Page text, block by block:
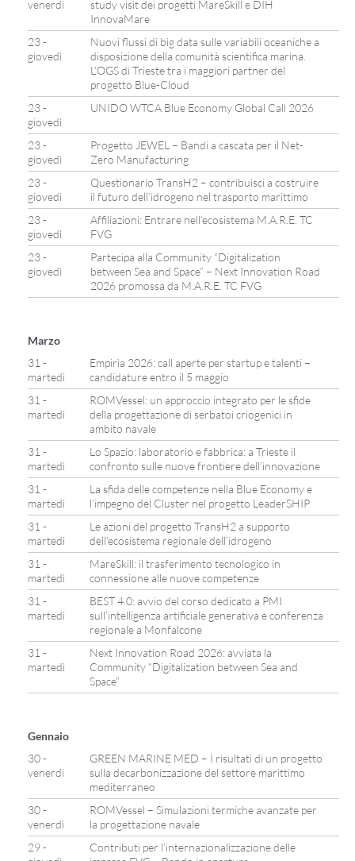
venerdì
study visit dei progetti MareSkill e DIH
InnovaMare
23 -
giovedì
Nuovi flussi di big data sulle variabili oceaniche a
disposizione della comunità scientifica marina.
L’OGS di Trieste tra i maggiori partner del
progetto Blue-Cloud
23 -
giovedì
UNIDO WTCA Blue Economy Global Call 2026
23 -
giovedì
Progetto JEWEL – Bandi a cascata per il Net-
Zero Manufacturing
23 -
giovedì
Questionario TransH2 – contribuisci a costruire
il futuro dell’idrogeno nel trasporto marittimo
23 -
giovedì
Affiliazioni: Entrare nell’ecosistema M.A.R.E. TC
FVG
23 -
giovedì
Partecipa alla Community “Digitalization
between Sea and Space” – Next Innovation Road
2026 promossa da M.A.R.E. TC FVG
Marzo
31 -
martedì
Empirìa 2026: call aperte per startup e talenti –
candidature entro il 5 maggio
31 -
martedì
ROMVessel: un approccio integrato per le sfide
della progettazione di serbatoi criogenici in
ambito navale
31 -
martedì
Lo Spazio: laboratorio e fabbrica: a Trieste il
confronto sulle nuove frontiere dell’innovazione
31 -
martedì
La sfida delle competenze nella Blue Economy e
l’impegno del Cluster nel progetto LeaderSHIP
31 -
martedì
Le azioni del progetto TransH2 a supporto
dell’ecosistema regionale dell’idrogeno
31 -
martedì
MareSkill: il trasferimento tecnologico in
connessione alle nuove competenze
31 -
martedì
BEST 4.0: avvio del corso dedicato a PMI
sull’intelligenza artificiale generativa e conferenza
regionale a Monfalcone
31 -
martedì
Next Innovation Road 2026: avviata la
Community “Digitalization between Sea and
Space”
Gennaio
30 -
venerdì
GREEN MARINE MED – I risultati di un progetto
sulla decarbonizzazione del settore marittimo
mediterraneo
30 -
venerdì
ROMVessel – Simulazioni termiche avanzate per
la progettazione navale
29 -
Contributi per l’internazionalizzazione delle